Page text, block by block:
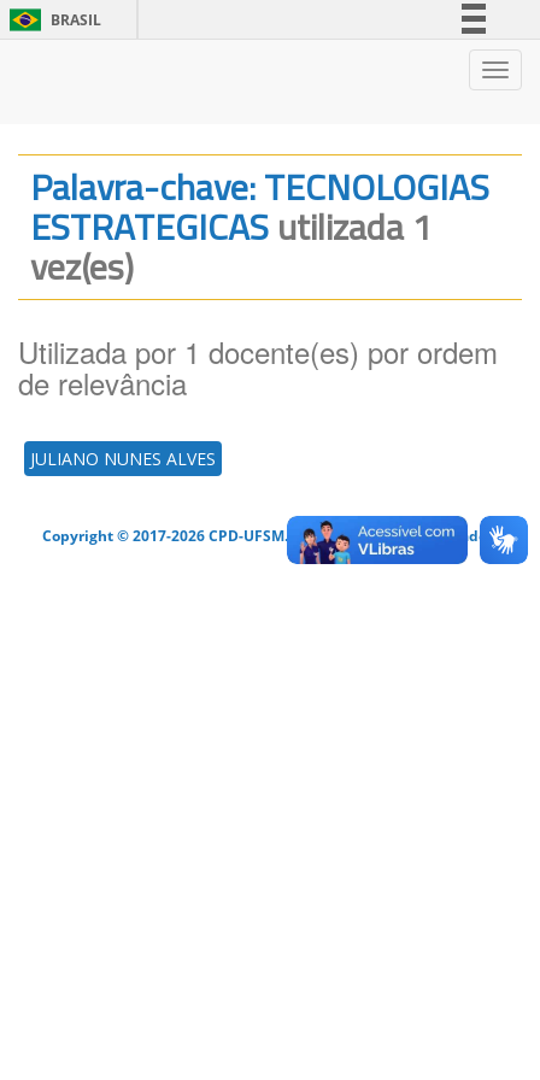
BRASIL
Legislação
Canais
Palavra-chave: TECNOLOGIAS
ESTRATEGICASutilizada 1
vez(es)
Utilizada por 1 docente(es) por ordem
de relevância
JULIANO NUNES ALVES
Copyright © 2017-2026 CPD-UFSM. Todos os direitos reservados.